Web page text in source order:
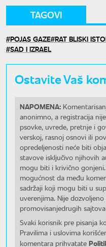
TAGOVI
POJAS GAZE RAT BLISKI
SAD I IZRAEL
Ostavite Vaš
NAPOMENA:
anonimno, a registracija
psovke, uvrede, pretnje i
verskoj, rasnoj osnovi ili
opredeljenosti neće biti
stavove isključivo njihovih
mogu biti i krivično
mogućnost da među
sadržaji koji mogu biti u
uverenjima. Nije
promovisanjedrugih
Svaki korisnik pre pisanja
Pravilima i uslovima
komentara prihvatate